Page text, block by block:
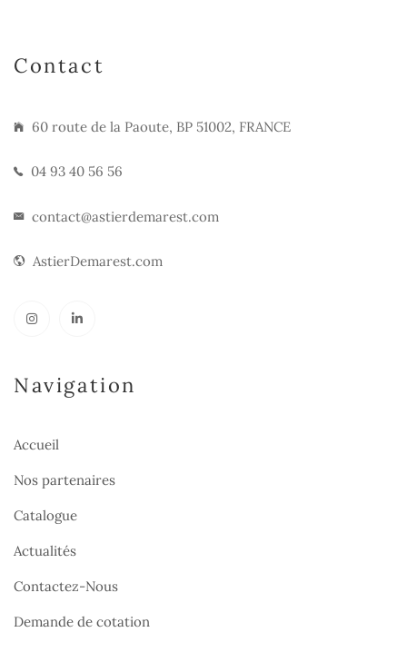
Contact
60 route de la Paoute, BP 51002, FRANCE
04 93 40 56 56
contact@astierdemarest.com
AstierDemarest.com
Navigation
Accueil
Nos partenaires
Catalogue
Actualités
Contactez-Nous
Demande de cotation